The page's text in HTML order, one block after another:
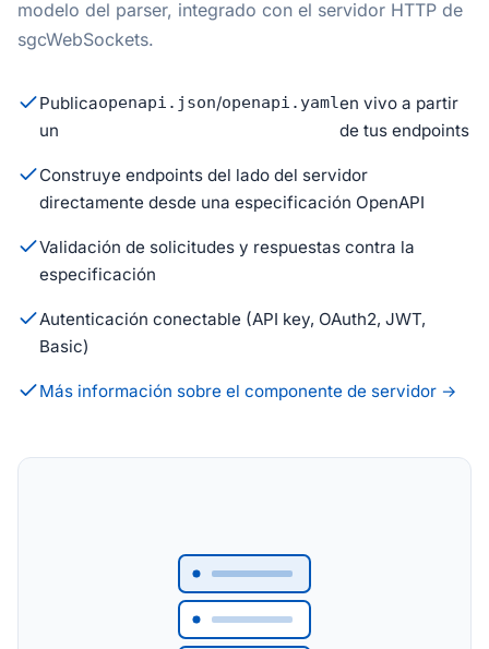
modelo del parser, integrado con el servidor HTTP de
sgcWebSockets.
Publica
un
openapi.json/openapi.yamlen vivo a partir
de tus endpoints
Construye endpoints del lado del servidor
directamente desde una especificación OpenAPI
Validación de solicitudes y respuestas contra la
especificación
Autenticación conectable (API key, OAuth2, JWT,
Basic)
Más información sobre el componente de servidor →